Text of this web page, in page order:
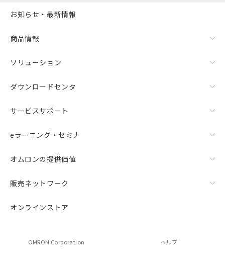
お知らせ・最新情報
商品情報
ソリューション
ダウンロードセンタ
サービスサポート
eラーニング・セミナ
オムロンの提供価値
販売ネットワーク
オンラインストア
OMRON Corporation ヘルプ